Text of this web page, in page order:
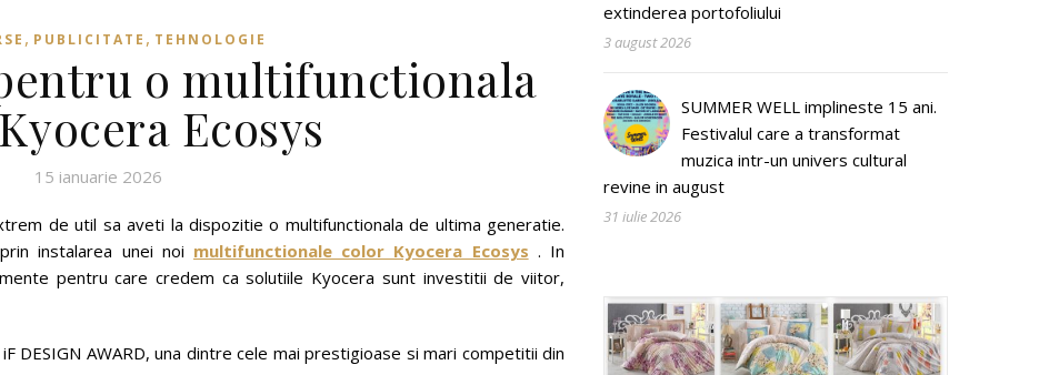
, PUBLICITATE , TEHNOLOGIE
o multifunctionala
Ecosys
15 ianuarie 2026
de util sa aveti la dispozitie o multifunctionala de ultima generatie.
instalarea unei noi multifunctionale color Kyocera Ecosys . In
pentru care credem ca solutiile Kyocera sunt investitii de viitor,
DESIGN AWARD, una dintre cele mai prestigioase si mari competitii din
extinderea portofoliului
3 august 2026
SUMMER WELL implineste 15 ani.
Festivalul care a transformat
muzica intr-un univers cultural
revine in august
31 iulie 2026